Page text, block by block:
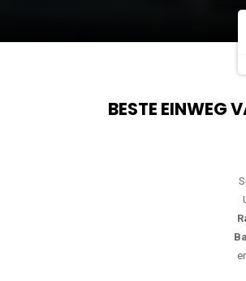
BESTE EINWEG